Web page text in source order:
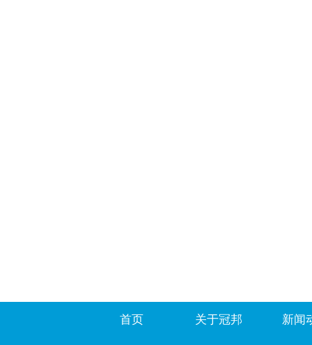
首页 关于冠邦 新闻